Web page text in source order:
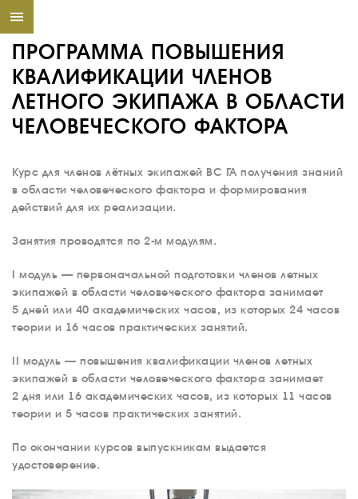
ПРОГРАММА ПОВЫШЕНИЯ
КВАЛИФИКАЦИИ ЧЛЕНОВ
ЛЕТНОГО ЭКИПАЖА В ОБЛАСТИ
ЧЕЛОВЕЧЕСКОГО ФАКТОРА
Курс для членов лётных экипажей ВС ГА получения знаний
в области человеческого фактора и формирования
действий для их реализации.
Занятия проводятся по 2-м модулям.
I модуль — первоначальной подготовки членов летных
экипажей в области человеческого фактора занимает
5 дней или 40 академических часов, из которых 24 часов
теории и 16 часов практических занятий.
II модуль — повышения квалификации членов летных
экипажей в области человеческого фактора занимает
2 дня или 16 академических часов, из которых 11 часов
теории и 5 часов практических занятий.
По окончании курсов выпускникам выдается
удостоверение.